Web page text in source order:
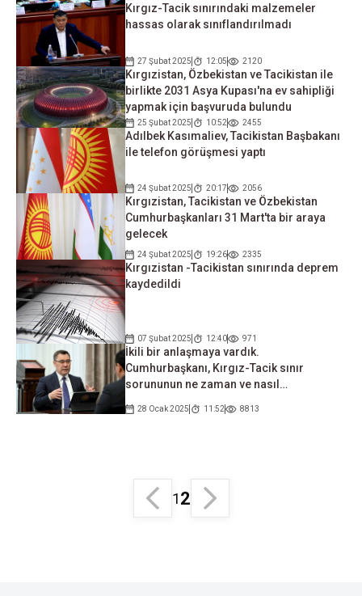
Kırgız-Tacik sınırındaki malzemeler
hassas olarak sınıflandırılmadı
27 Şubat 2025 12:05 2120
Kırgızistan, Özbekistan ve Tacikistan ile
birlikte 2031 Asya Kupası'na ev sahipliği
yapmak için başvuruda bulundu
25 Şubat 2025 10:52 2455
Adılbek Kasımaliev, Tacikistan Başbakanı
ile telefon görüşmesi yaptı
24 Şubat 2025 20:17 2056
Kırgızistan, Tacikistan ve Özbekistan
Cumhurbaşkanları 31 Mart'ta bir araya
gelecek
24 Şubat 2025 19:26 2335
Kırgızistan -Tacikistan sınırında deprem
kaydedildi
07 Şubat 2025 12:40 971
İkili bir anlaşmaya vardık.
Cumhurbaşkanı, Kırgız-Tacik sınır
sorununun ne zaman ve nasıl
28 Ocak 2025 11:52 8813
12